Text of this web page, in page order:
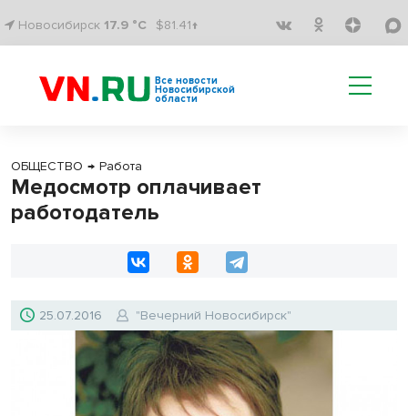
Новосибирск 17.9 °C $81.41↑
Все новости
Новосибирской
области
ОБЩЕСТВО → Работа
Медосмотр оплачивает
работодатель
25.07.2016 "Вечерний Новосибирск"